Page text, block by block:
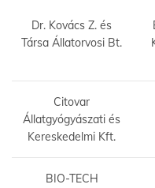
Dr. Kovács Z. és
Társa Állatorvosi Bt.
Citovar
Állatgyógyászati és
Kereskedelmi Kft.
BIO-TECH